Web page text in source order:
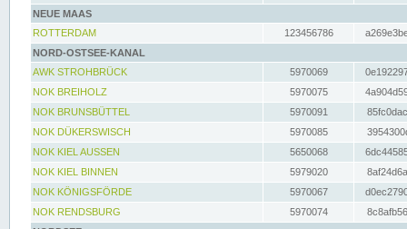
NEUE MAAS
ROTTERDAM
123456786
NORD-OSTSEE-KANAL
AWK STROHBRÜCK
5970069
NOK BREIHOLZ
5970075
NOK BRUNSBÜTTEL
5970091
NOK DÜKERSWISCH
5970085
NOK KIEL AUSSEN
5650068
NOK KIEL BINNEN
5979020
NOK KÖNIGSFÖRDE
5970067
NOK RENDSBURG
5970074